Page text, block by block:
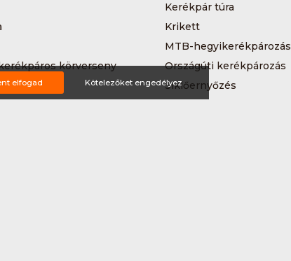
Kerékpár túra
Krikett
MTB-hegyikerékpározás
körverseny Országúti kerékpározás
Siklőernyőzés
elfogad Kötelezőket engedélyez